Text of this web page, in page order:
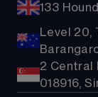
133
Level 20,
2 Central
018916,